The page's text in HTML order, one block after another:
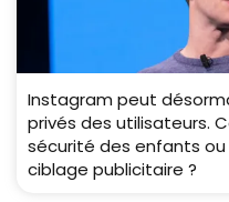
Instagram peut
privés des utilisateurs.
sécurité des enfants
ciblage publicitaire ?